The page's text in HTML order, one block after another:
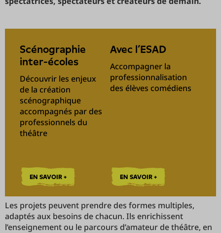
Scénographie
inter-écoles
Découvrir les enjeux
de la création
scénographique
accompagnés par des
professionnels du
théâtre
EN SAVOIR +
Avec l’ESAD
Accompagner la
professionnalisation
des élèves comédiens
EN SAVOIR +
Les projets peuvent prendre des formes multiples,
adaptés aux besoins de chacun. Ils enrichissent
l’enseignement ou le parcours d’amateur de théâtre, en